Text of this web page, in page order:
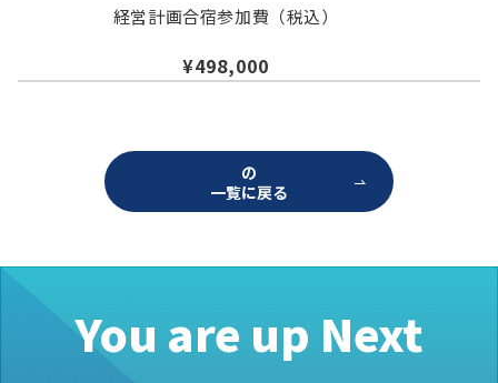
お役立ち情報
資料ダウンロード
メンバー紹介
資料ダウンロード
経営計画合宿参加費（税込）
¥498,000
の
一覧に戻る
You are up Next